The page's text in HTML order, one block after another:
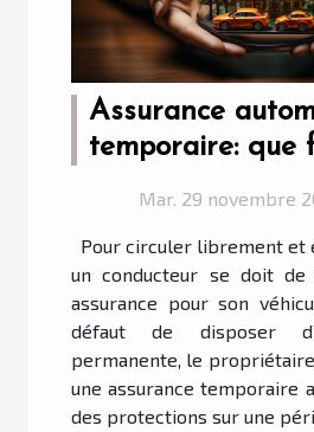
Assurance
temporaire: que
Mar. 29 novembre
Pour circuler librement et
un conducteur se doit de
assurance pour son
défaut de disposer
permanente, le
une assurance temporaire
des protections sur une